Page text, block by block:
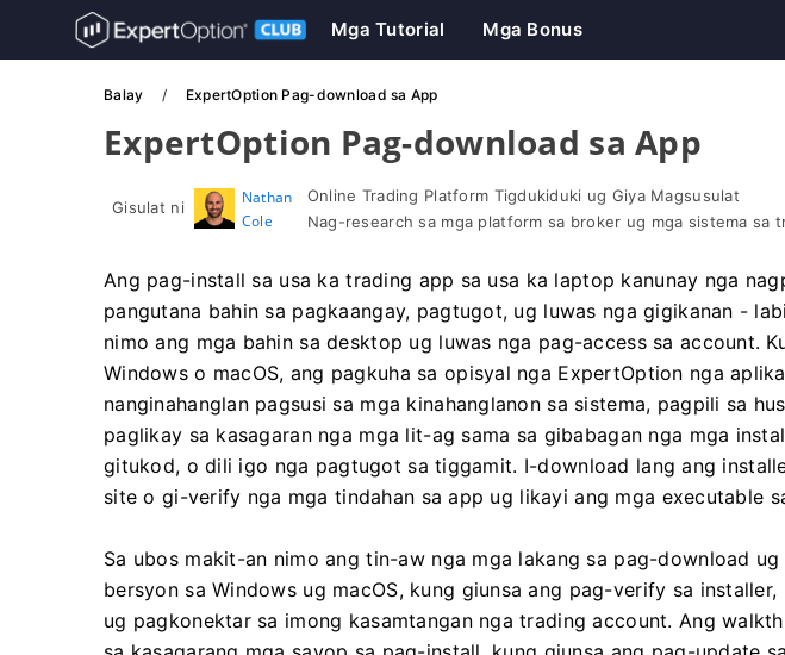
Mga Tutorial Mga Bonus
Balay ExpertOption Pag-download sa App
ExpertOption Pag-download sa App
Gisulat ni
Nathan
Cole
Online Trading Platform Tigdukiduki ug Giya Magsusulat
Nag-research sa mga platform sa broker ug mga sistema sa
Ang pag-install sa usa ka trading app sa usa ka laptop kanunay nga
pangutana bahin sa pagkaangay, pagtugot, ug luwas nga gigikanan -
nimo ang mga bahin sa desktop ug luwas nga pag-access sa account.
Windows o macOS, ang pagkuha sa opisyal nga ExpertOption nga
nanginahanglan pagsusi sa mga kinahanglanon sa sistema, pagpili sa
paglikay sa kasagaran nga mga lit-ag sama sa gibabagan nga mga
gitukod, o dili igo nga pagtugot sa tiggamit. I-download lang ang
site o gi-verify nga mga tindahan sa app ug likayi ang mga executable
Sa ubos makit-an nimo ang tin-aw nga mga lakang sa pag-download
bersyon sa Windows ug macOS, kung giunsa ang pag-verify sa
ug pagkonektar sa imong kasamtangan nga trading account. Ang